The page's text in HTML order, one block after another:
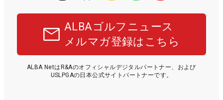
ALBAゴルフニュース
メルマガ登録はこちら
ALBA NetはR&Aのオフィシャルデジタルパートナー、および
USLPGAの日本公式サイトパートナーです。